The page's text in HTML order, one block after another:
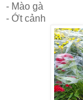
- Mào gà
- Ớt cảnh